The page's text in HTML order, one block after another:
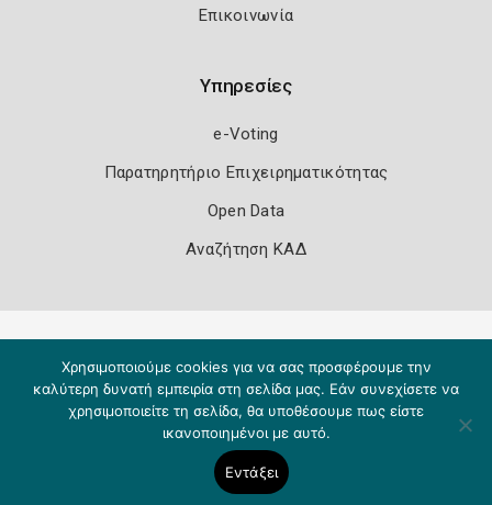
Επικοινωνία
Υπηρεσίες
e-Voting
Παρατηρητήριο Επιχειρηματικότητας
Open Data
Αναζήτηση ΚΑΔ
Χρησιμοποιούμε cookies για να σας προσφέρουμε την
καλύτερη δυνατή εμπειρία στη σελίδα μας. Εάν συνεχίσετε να
χρησιμοποιείτε τη σελίδα, θα υποθέσουμε πως είστε
ικανοποιημένοι με αυτό.
Εντάξει
Copyright 2026 Knowledge A.E.